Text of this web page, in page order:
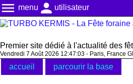
menu menu person utilisateur
Premier site dédié à l'actualité des
Vendredi 7 Août 2026 12:47:03 - Paris, France
accueil parcourir la base